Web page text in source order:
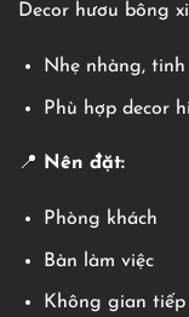
Decor hươu bông
Nhẹ nhàng,
Phù hợp decor
📍 Nên đặt:
Phòng khách
Bàn làm việc
Không gian tiếp